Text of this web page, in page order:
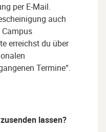
per E-Mail.
auch
erreichst du über
Termine“.
lassen?